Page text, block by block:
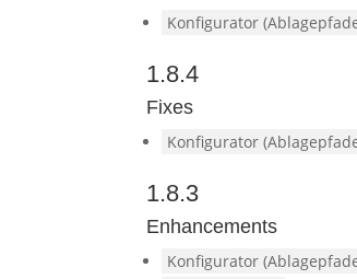
Konfigurator
1.8.4
Fixes
Konfigurator
1.8.3
Enhancements
Konfigurator